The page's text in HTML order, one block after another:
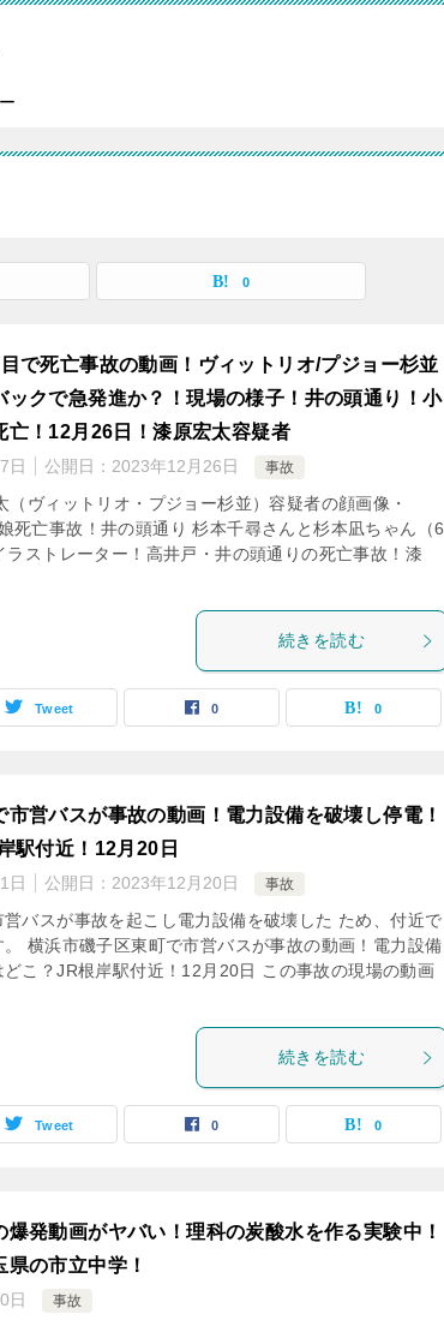
0
で死亡事故の動画！ヴィットリオ/プジョー杉並
ックで急発進か？！現場の様子！井の頭通り！小
亡！12月26日！漆原宏太容疑者
日 公開日： 2023年12月26日 事故
（ヴィットリオ・プジョー杉並）容疑者の顔画像・
死亡事故！井の頭通り 杉本千尋さんと杉本凪ちゃん（6
ラストレーター！高井戸・井の頭通りの死亡事故！漆
続きを読む
Tweet 0 0
営バスが事故の動画！電力設備を破壊し停電！
駅付近！12月20日
日 公開日： 2023年12月20日 事故
バスが事故を起こし電力設備を破壊した ため、付近で
横浜市磯子区東町で市営バスが事故の動画！電力設備
こ？JR根岸駅付近！12月20日 この事故の現場の動画
続きを読む
Tweet 0 0
爆発動画がヤバい！理科の炭酸水を作る実験中！
の市立中学！
日 事故